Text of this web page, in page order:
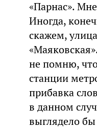
«Парнас».
Иногда,
скажем,
не помню,
станции
прибавка
в данном
выглядело